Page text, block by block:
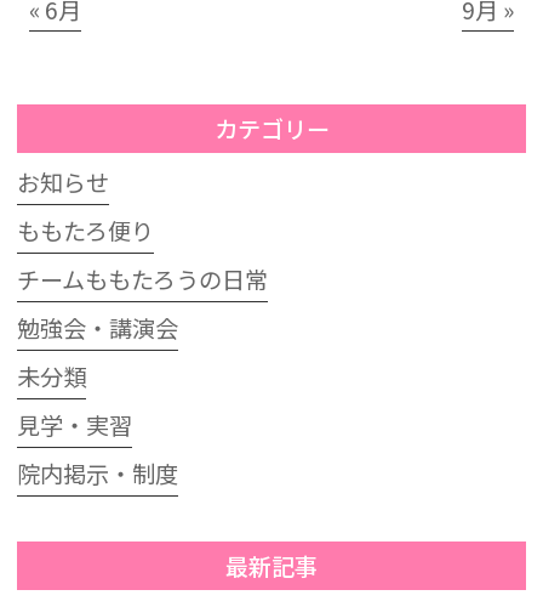
« 6月 9月 »
カテゴリー
お知らせ
ももたろ便り
チームももたろうの日常
勉強会・講演会
未分類
見学・実習
院内掲示・制度
最新記事